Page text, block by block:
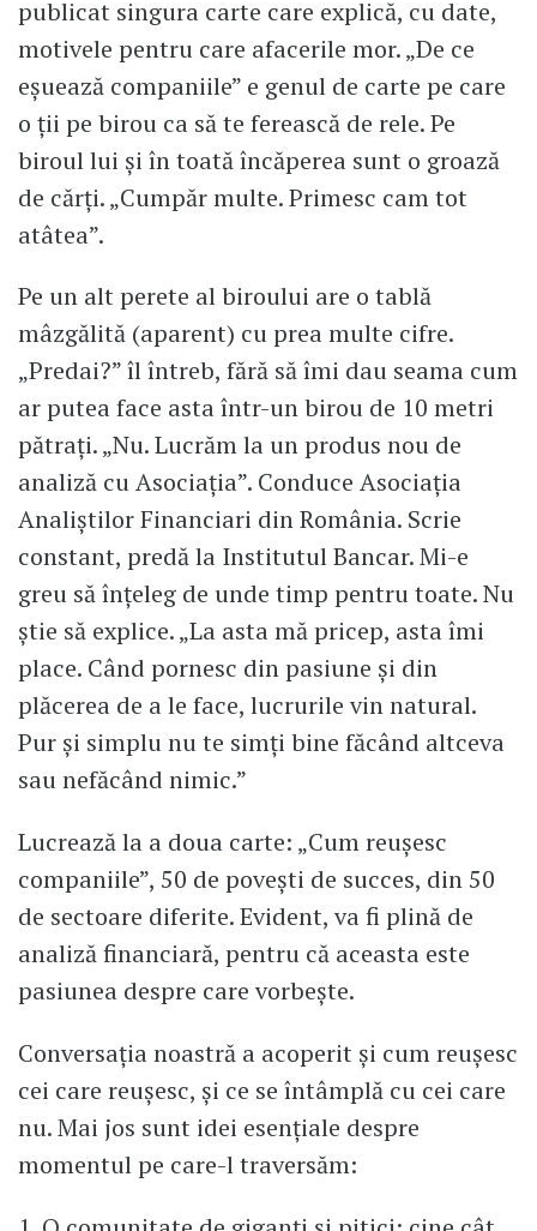
publicat singura carte care explică, cu date,
motivele pentru care afacerile mor. „De ce
eșuează companiile” e genul de carte pe care
o ții pe birou ca să te ferească de rele. Pe
biroul lui și în toată încăperea sunt o groază
de cărți. „Cumpăr multe. Primesc cam tot
atâtea”.
Pe un alt perete al biroului are o tablă
mâzgălită (aparent) cu prea multe cifre.
„Predai?” îl întreb, fără să îmi dau seama cum
ar putea face asta într-un birou de 10 metri
pătrați. „Nu. Lucrăm la un produs nou de
analiză cu Asociația”. Conduce Asociația
Analiștilor Financiari din România. Scrie
constant, predă la Institutul Bancar. Mi-e
greu să înțeleg de unde timp pentru toate. Nu
știe să explice. „La asta mă pricep, asta îmi
place. Când pornesc din pasiune și din
plăcerea de a le face, lucrurile vin natural.
Pur și simplu nu te simți bine făcând altceva
sau nefăcând nimic.”
Lucrează la a doua carte: „Cum reușesc
companiile”, 50 de povești de succes, din 50
de sectoare diferite. Evident, va fi plină de
analiză financiară, pentru că aceasta este
pasiunea despre care vorbește.
Conversația noastră a acoperit și cum reușesc
cei care reușesc, și ce se întâmplă cu cei care
nu. Mai jos sunt idei esențiale despre
momentul pe care-l traversăm: